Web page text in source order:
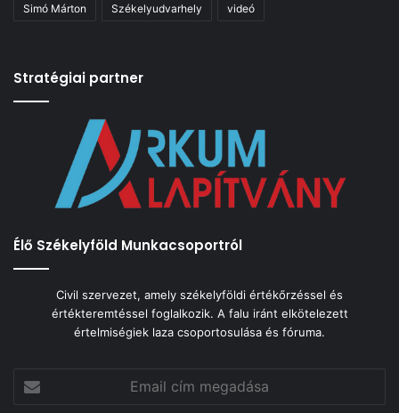
Simó Márton Székelyudvarhely videó
Stratégiai partner
Élő Székelyföld Munkacsoportról
Civil szervezet, amely székelyföldi értékőrzéssel és
értékteremtéssel foglalkozik. A falu iránt elkötelezett
értelmiségiek laza csoportosulása és fóruma.
cím